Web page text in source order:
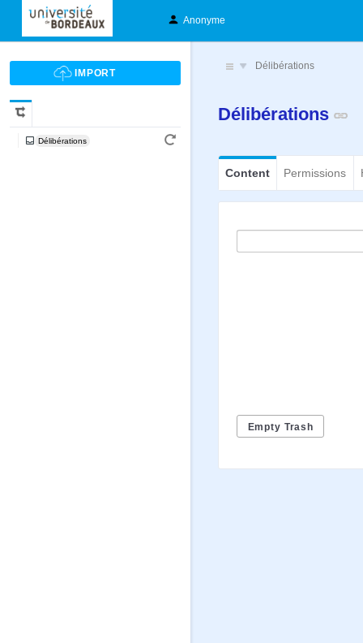
Anonyme
Délibérations
Délibérations
Délibérations
Content Permissions